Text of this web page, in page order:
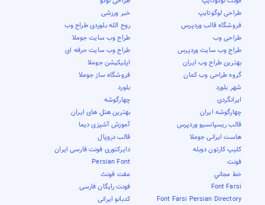
طراحی لوگوتایپ
خبر ورزشی
فروشگاه قالب وردپرس
روح الله بلوردی طراح وب
طراحی وب
طراح وب سایت جوملا
طراح وب سایت وردپرس
طراح وب سایت حرفه ای
بهترین طراح وب ایران
اپلیکیشن جوملا
گروه طراحی وب کمان
فروشگاه ساز جوملا
شهر بلورد
بلورد
ایرانگردی
چهارگوشه
چهارگوشه ایران
بهترین هتل های ایران
قالب ریسپانسیو وردپرس
آموزش آشپزی دیما
هاست ایرانی جوملا
قالب دروپال
کلیپ کارتون دوبله
دایرکتوری فونت فارسی ایران
فونت
Persian Font
خط مجاني
مفت فونٹ
Font Farsi
فونت رایگان فارسی
Font Farsi Persian Directory
کدبانو ایرانی